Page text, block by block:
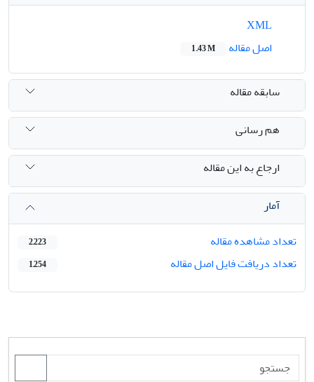
اصل مقاله
1.43 M
سابقه مقاله
هم رسانی
ارجاع به این مقاله
آمار
تعداد مشاهده مقاله
2,223
تعداد دریافت فایل اصل مقاله 1,254